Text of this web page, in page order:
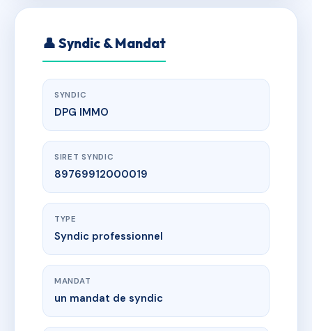
👤 Syndic & Mandat
SYNDIC
DPG IMMO
SIRET SYNDIC
89769912000019
TYPE
Syndic professionnel
MANDAT
un mandat de syndic